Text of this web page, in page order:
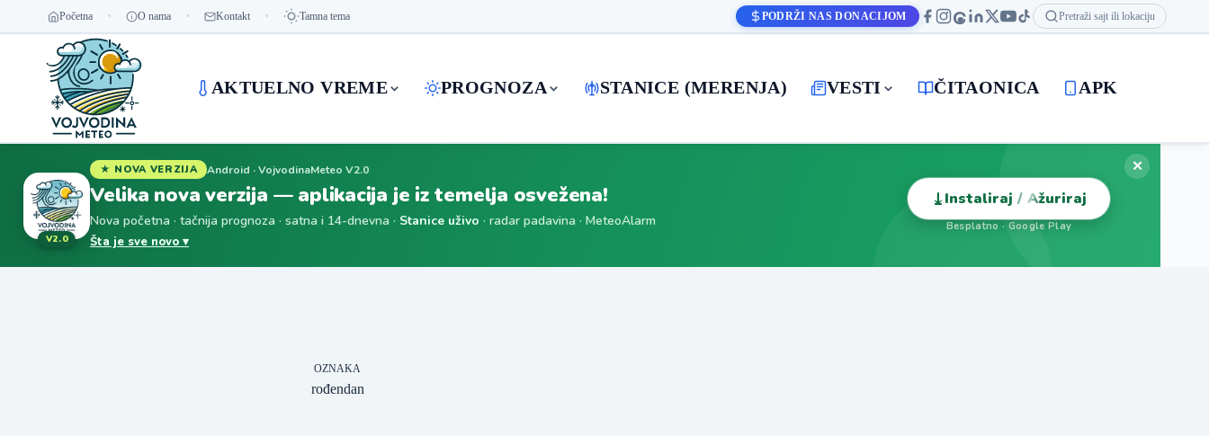
Početna O nama Kontakt Tamna tema PODRŽI NAS DONACIJOM Pretraži sajt ili lokaciju
AKTUELNO VREME PROGNOZA STANICE (MERENJA) VESTI ČITAONICA APK
V2.0
★ NOVA VERZIJA Android · VojvodinaMeteo V2.0
Velika nova verzija — aplikacija je iz temelja osvežena!
Nova početna · tačnija prognoza · satna i 14-dnevna · Stanice uživo · radar padavina · MeteoAlarm
Šta je sve novo ▾
⤓Instaliraj / Ažuriraj
Besplatno · Google Play
✕
OZNAKA
rođendan